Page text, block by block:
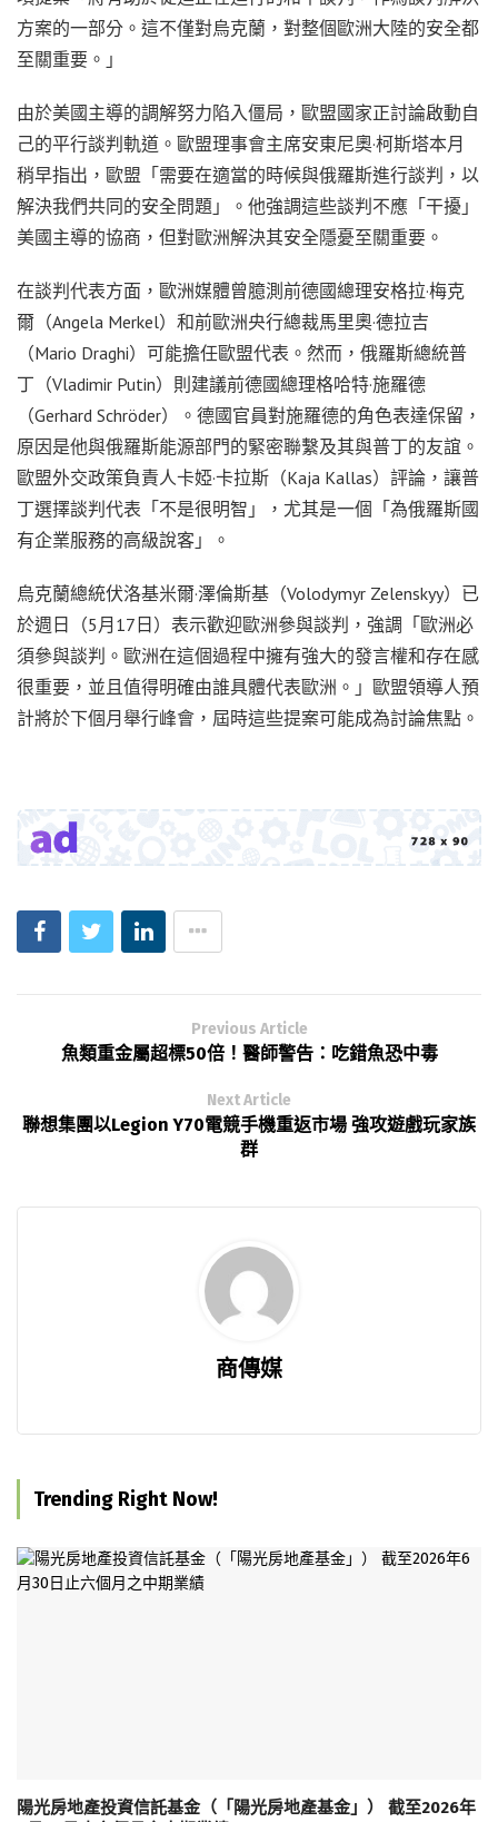
方案的一部分。這不僅對烏克蘭，對整個歐洲大陸的安全都
至關重要。」
由於美國主導的調解努力陷入僵局，歐盟國家正討論啟動自
己的平行談判軌道。歐盟理事會主席安東尼奧·柯斯塔本月
稍早指出，歐盟「需要在適當的時候與俄羅斯進行談判，以
解決我們共同的安全問題」。他強調這些談判不應「干擾」
美國主導的協商，但對歐洲解決其安全隱憂至關重要。
在談判代表方面，歐洲媒體曾臆測前德國總理安格拉·梅克
爾（Angela Merkel）和前歐洲央行總裁馬里奧·德拉吉
（Mario Draghi）可能擔任歐盟代表。然而，俄羅斯總統普
丁（Vladimir Putin）則建議前德國總理格哈特·施羅德
（Gerhard Schröder）。德國官員對施羅德的角色表達保留，
原因是他與俄羅斯能源部門的緊密聯繫及其與普丁的友誼。
歐盟外交政策負責人卡婭·卡拉斯（Kaja Kallas）評論，讓普
丁選擇談判代表「不是很明智」，尤其是一個「為俄羅斯國
有企業服務的高級說客」。
烏克蘭總統伏洛基米爾·澤倫斯基（Volodymyr Zelenskyy）已
於週日（5月17日）表示歡迎歐洲參與談判，強調「歐洲必
須參與談判。歐洲在這個過程中擁有強大的發言權和存在感
很重要，並且值得明確由誰具體代表歐洲。」歐盟領導人預
計將於下個月舉行峰會，屆時這些提案可能成為討論焦點。
Previous Article
魚類重金屬超標50倍！醫師警告：吃錯魚恐中毒
Next Article
聯想集團以Legion Y70電競手機重返市場 強攻遊戲玩家族
群
商傳媒
Trending Right Now!
陽光房地產投資信託基金（「陽光房地產基金」） 截至2026年